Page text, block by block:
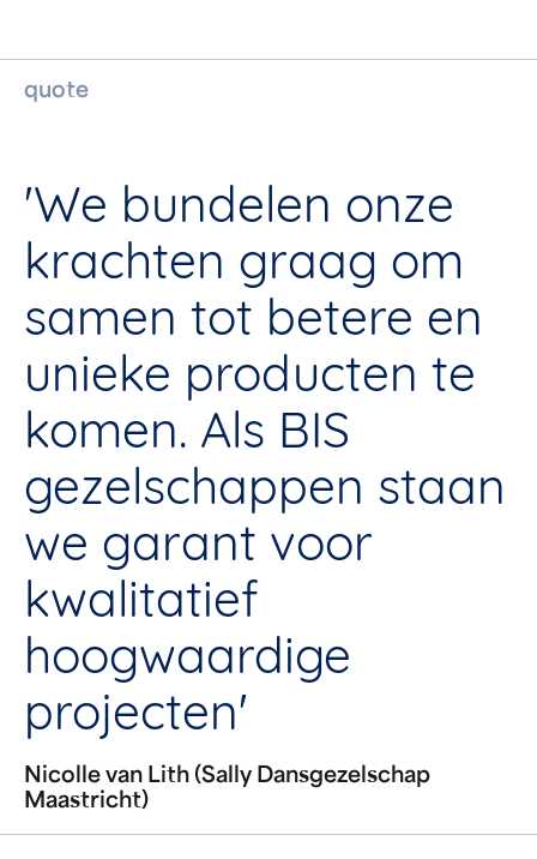
quote
'We bundelen onze
krachten graag om
samen tot betere en
unieke producten te
komen. Als BIS
gezelschappen staan
we garant voor
kwalitatief
hoogwaardige
projecten'
Nicolle van Lith (Sally Dansgezelschap
Maastricht)